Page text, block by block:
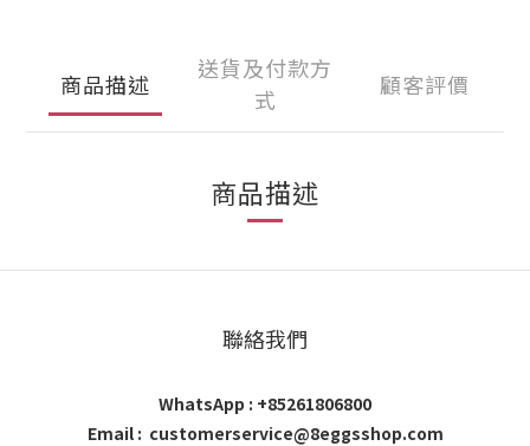
商品描述
送貨及付款方
式
顧客評價
商品描述
聯絡我們
WhatsApp : +85261806800
Email : customerservice@8eggsshop.com